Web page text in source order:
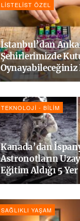
LISTELIST ÖZEL
İstanbul’dan
Şehirlerimizde
Oynayabileceğiniz
TEKNOLOJI - BILIM
Kanada’dan
Astronotların
Eğitim Aldığı 5 Yer
SAĞLIKLI YAŞAM